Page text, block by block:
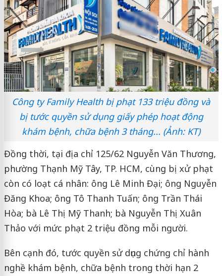
Công ty Family Health bị phạt 133 triệu đồng và
bị tước quyền sử dụng giấy phép hoạt động
khám bệnh, chữa bệnh 3 tháng... (Ảnh: KT)
Đồng thời, tại địa chỉ 125/62 Nguyễn Văn Thương,
phường Thạnh Mỹ Tây, TP. HCM, cùng bị xử phạt
còn có loạt cá nhân: ông Lê Minh Đại; ông Nguyễn
Đăng Khoa; ông Tô Thanh Tuấn; ông Trần Thái
Hòa; bà Lê Thị Mỹ Thanh; bà Nguyễn Thị Xuân
Thảo với mức phạt 2 triệu đồng mỗi người.
Bên cạnh đó, tước quyền sử dụng chứng chỉ hành
nghề khám bệnh, chữa bệnh trong thời hạn 2